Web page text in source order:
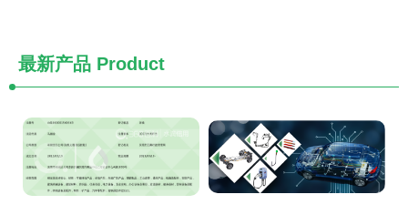
最新产品 Product